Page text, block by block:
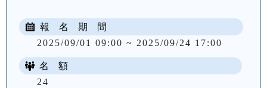
報 名 期 間
2025/09/01 09:00 ~ 2025/09/24 17:00
名 額
24